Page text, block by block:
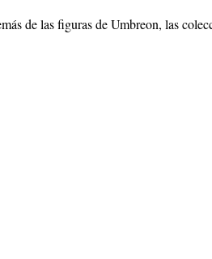
de las figuras de Umbreon, las